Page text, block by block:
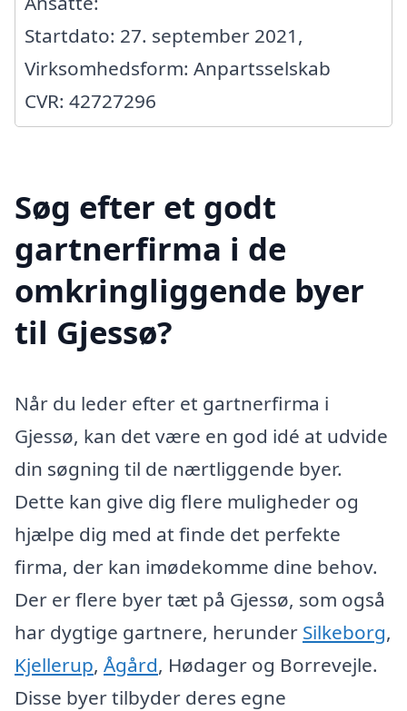
Startdato: 27. september 2021,
Virksomhedsform: Anpartsselskab
CVR: 42727296
Søg efter et godt
gartnerfirma i de
omkringliggende byer
til Gjessø?
Når du leder efter et gartnerfirma i
Gjessø, kan det være en god idé at udvide
din søgning til de nærtliggende byer.
Dette kan give dig flere muligheder og
hjælpe dig med at finde det perfekte
firma, der kan imødekomme dine behov.
Der er flere byer tæt på Gjessø, som også
har dygtige gartnere, herunder Silkeborg,
Kjellerup, Ågård, Hødager og Borrevejle.
Disse byer tilbyder deres egne